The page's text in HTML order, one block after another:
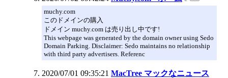
muchy.com
このドメインの購入
ドメイン muchy.com は売り出し中です!
This webpage was generated by the domain owner using Sedo
Domain Parking. Disclaimer: Sedo maintains no relationship
with third party advertisers. Referenc
2020/07/01 09:35:21 MacTree マックなニュース